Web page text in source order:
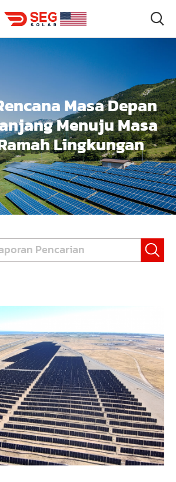
Masa Depan
Menuju Masa
Lingkungan